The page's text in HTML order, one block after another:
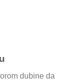
dubine da